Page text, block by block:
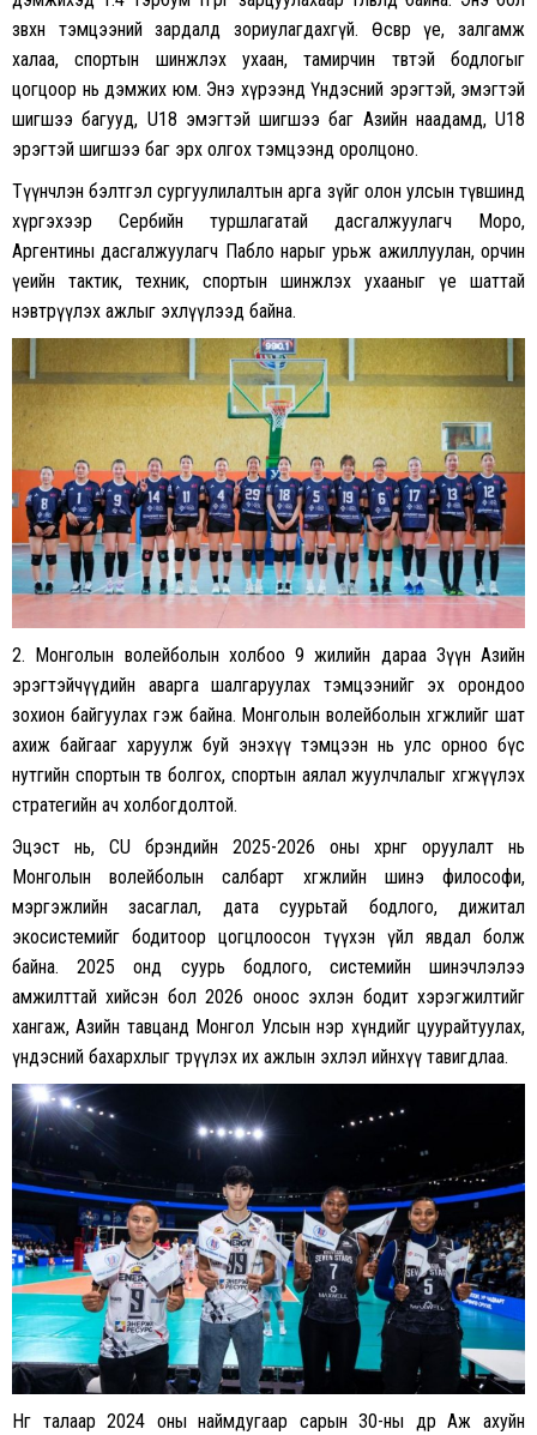
зөвхөн тэмцээний зардалд зориулагдахгүй. Өсвөр үе, залгамж
халаа, спортын шинжлэх ухаан, тамирчин төвтэй бодлогыг
цогцоор нь дэмжих юм. Энэ хүрээнд Үндэсний эрэгтэй, эмэгтэй
шигшээ багууд, U18 эмэгтэй шигшээ баг Азийн наадамд, U18
эрэгтэй шигшээ баг эрх олгох тэмцээнд оролцоно.
Түүнчлэн бэлтгэл сургуулилалтын арга зүйг олон улсын түвшинд
хүргэхээр Сербийн туршлагатай дасгалжуулагч Моро,
Аргентины дасгалжуулагч Пабло нарыг урьж ажиллуулан, орчин
үеийн тактик, техник, спортын шинжлэх ухааныг үе шаттай
нэвтрүүлэх ажлыг эхлүүлээд байна.
2. Монголын волейболын холбоо 9 жилийн дараа Зүүн Азийн
эрэгтэйчүүдийн аварга шалгаруулах тэмцээнийг эх орондоо
зохион байгуулах гэж байна. Монголын волейболын хөгжлийг шат
ахиж байгааг харуулж буй энэхүү тэмцээн нь улс орноо бүс
нутгийн спортын төв болгох, спортын аялал жуулчлалыг хөгжүүлэх
стратегийн ач холбогдолтой.
Эцэст нь, CU брэндийн 2025-2026 оны хөрөнгө оруулалт нь
Монголын волейболын салбарт хөгжлийн шинэ философи,
мэргэжлийн засаглал, дата суурьтай бодлого, дижитал
экосистемийг бодитоор цогцлоосон түүхэн үйл явдал болж
байна. 2025 онд суурь бодлого, системийн шинэчлэлээ
амжилттай хийсэн бол 2026 оноос эхлэн бодит хэрэгжилтийг
хангаж, Азийн тавцанд Монгол Улсын нэр хүндийг цуурайтуулах,
үндэсний бахархлыг төрүүлэх их ажлын эхлэл ийнхүү тавигдлаа.
Нөгөө талаар 2024 оны наймдугаар сарын 30-ны өдөр Аж ахуйн